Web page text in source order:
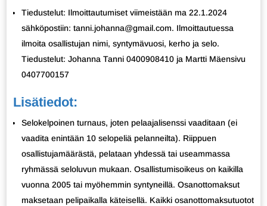
Tiedustelut: Ilmoittautumiset viimeistään ma 22.1.2024
sähköpostiin: tanni.johanna@gmail.com. Ilmoittautuessa
ilmoita osallistujan nimi, syntymävuosi, kerho ja selo.
Tiedustelut: Johanna Tanni 0400908410 ja Martti Mäensivu
0407700157
Lisätiedot:
Selokelpoinen turnaus, joten pelaajalisenssi vaaditaan (ei
vaadita enintään 10 selopeliä pelanneilta). Riippuen
osallistujamäärästä, pelataan yhdessä tai useammassa
ryhmässä seloluvun mukaan. Osallistumisoikeus on kaikilla
vuonna 2005 tai myöhemmin syntyneillä. Osanottomaksut
maksetaan pelipaikalla käteisellä. Kaikki osanottomaksutuotot